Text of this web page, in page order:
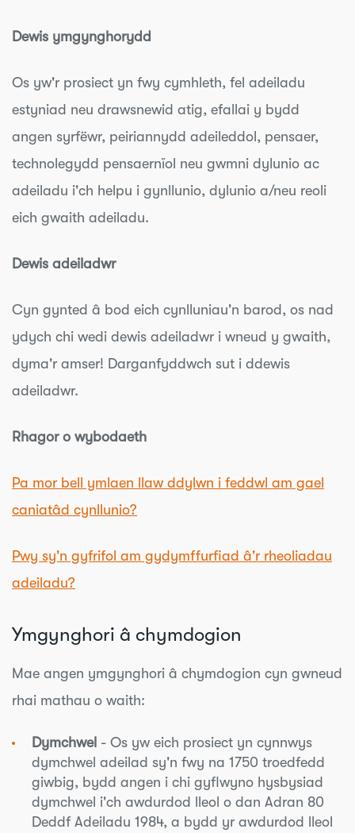
Dewis ymgynghorydd
Os yw'r prosiect yn fwy cymhleth, fel adeiladu
estyniad neu drawsnewid atig, efallai y bydd
angen syrfëwr, peiriannydd adeileddol, pensaer,
technolegydd pensaernïol neu gwmni dylunio ac
adeiladu i'ch helpu i gynllunio, dylunio a/neu reoli
eich gwaith adeiladu.
Dewis adeiladwr
Cyn gynted â bod eich cynlluniau'n barod, os nad
ydych chi wedi dewis adeiladwr i wneud y gwaith,
dyma'r amser! Darganfyddwch sut i ddewis
adeiladwr.
Rhagor o wybodaeth
Pa mor bell ymlaen llaw ddylwn i feddwl am gael
caniatâd cynllunio?
Pwy sy'n gyfrifol am gydymffurfiad â'r rheoliadau
adeiladu?
Ymgynghori â chymdogion
Mae angen ymgynghori â chymdogion cyn gwneud
rhai mathau o waith:
Dymchwel - Os yw eich prosiect yn cynnwys
dymchwel adeilad sy'n fwy na 1750 troedfedd
giwbig, bydd angen i chi gyflwyno hysbysiad
dymchwel i'ch awdurdod lleol o dan Adran 80
Deddf Adeiladu 1984, a bydd yr awdurdod lleol